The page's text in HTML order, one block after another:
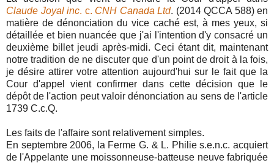
Claude Joyal inc. c. CNH Canada Ltd. (2014 QCCA 588) en
matière de dénonciation du vice caché est, à mes yeux, si
détaillée et bien nuancée que j'ai l'intention d'y consacré un
deuxième billet jeudi après-midi. Ceci étant dit, maintenant
notre tradition de ne discuter que d'un point de droit à la fois,
je désire attirer votre attention aujourd'hui sur le fait que la
Cour d'appel vient confirmer dans cette décision que le
dépôt de l'action peut valoir dénonciation au sens de l'article
1739 C.c.Q.
Les faits de l'affaire sont relativement simples.
En septembre 2006, la Ferme G. & L. Philie s.e.n.c. acquiert
de l'Appelante une moissonneuse-batteuse neuve fabriquée